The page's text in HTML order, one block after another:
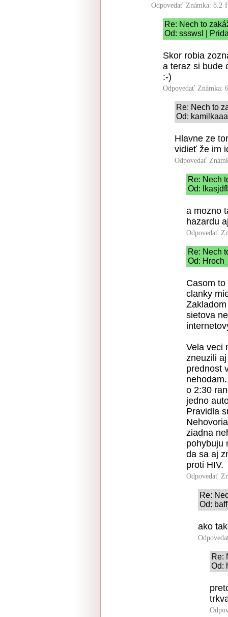
Odpovedať Známka: 8.2
Re: Nech to
Od: ssswsl |
Skor robia
a teraz si bude
:-)
Odpovedať Známka:
Re: Nech to
Od:
Hlavne ze
vidieť že im
Odpovedať
Re: Nech
Od:
a mozno
hazardu
Odpovedať
Re: Nech
Od:
Casom
clanky
sietova
Vela veci
zneuzili
prednost
o 2:30
jedno
Pravidla
ziadna
pohybuju
da sa aj
proti HIV.
Odpovedať
Re:
Od:
ako
Re:
Od: